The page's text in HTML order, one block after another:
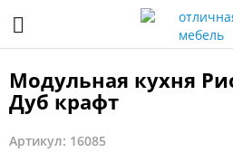
Модульная кухня
Дуб крафт
Артикул: 16085